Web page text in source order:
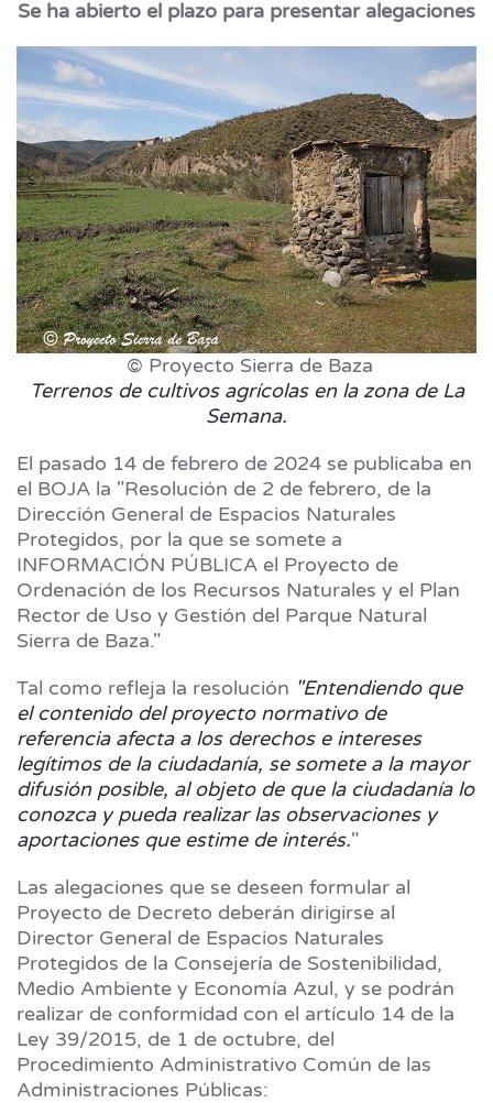
Se ha abierto el plazo para presentar alegaciones
© Proyecto Sierra de Baza
Terrenos de cultivos agrícolas en la zona de La
Semana.
El pasado 14 de febrero de 2024 se publicaba en
el BOJA la "Resolución de 2 de febrero, de la
Dirección General de Espacios Naturales
Protegidos, por la que se somete a
INFORMACIÓN PÚBLICA el Proyecto de
Ordenación de los Recursos Naturales y el Plan
Rector de Uso y Gestión del Parque Natural
Sierra de Baza."
Tal como refleja la resolución "Entendiendo que
el contenido del proyecto normativo de
referencia afecta a los derechos e intereses
legítimos de la ciudadanía, se somete a la mayor
difusión posible, al objeto de que la ciudadanía lo
conozca y pueda realizar las observaciones y
aportaciones que estime de interés."
Las alegaciones que se deseen formular al
Proyecto de Decreto deberán dirigirse al
Director General de Espacios Naturales
Protegidos de la Consejería de Sostenibilidad,
Medio Ambiente y Economía Azul, y se podrán
realizar de conformidad con el artículo 14 de la
Ley 39/2015, de 1 de octubre, del
Procedimiento Administrativo Común de las
Administraciones Públicas: